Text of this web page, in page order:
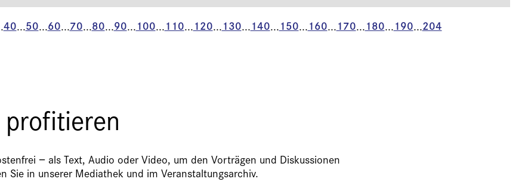
40...50...60...70...80...90...100...110...120...130...140...150...160...170...180...190...204
− als Text, Audio oder Video, um den Vorträgen und Diskussionen
Sie in unserer Mediathek und im Veranstaltungsarchiv.